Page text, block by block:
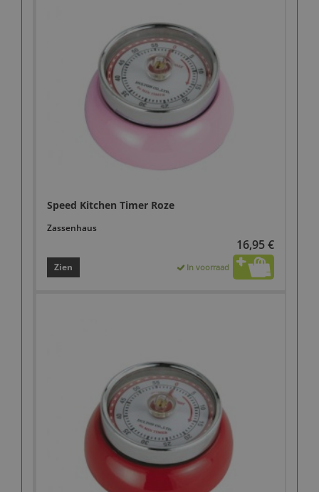
Speed Kitchen Timer Roze
Zassenhaus
16,95 €
Zien In voorraad